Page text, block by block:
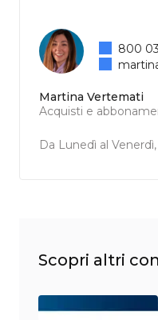
Martina Vertemati
Acquisti e
Da Lunedì al
800
Scopri altri